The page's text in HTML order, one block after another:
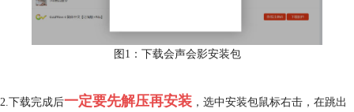
图1：下载会声会影安装包
2.下载完成后一定要先解压再安装 ，选中安装包鼠标右击，在跳出